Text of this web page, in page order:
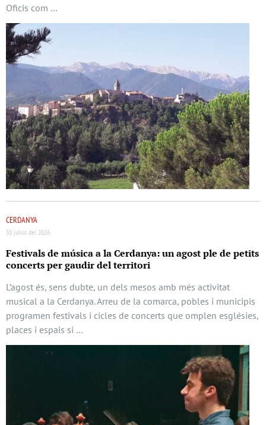
Oficis com …
CERDANYA
30 juliol del 2026
Festivals de música a la Cerdanya: un agost ple de petits
concerts per gaudir del territori
L’agost és, sens dubte, un dels mesos amb més activitat
musical a la Cerdanya. Arreu de la comarca, pobles i municipis
programen festivals i cicles de concerts que omplen esglésies,
places i espais si …